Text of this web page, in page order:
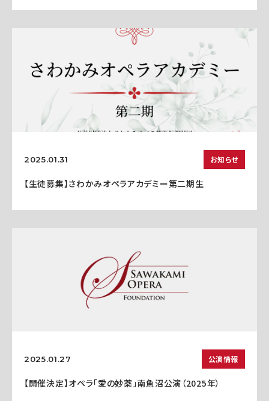
2025.01.31 お知らせ
【生徒募集】さわかみオペラアカデミー第二期生
2025.01.27 公演情報
【開催決定】オペラ「愛の妙薬」南魚沼公演（2025年）